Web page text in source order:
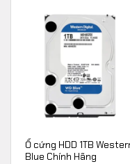
Ổ cứng HDD 1TB
Blue Chính Hãng